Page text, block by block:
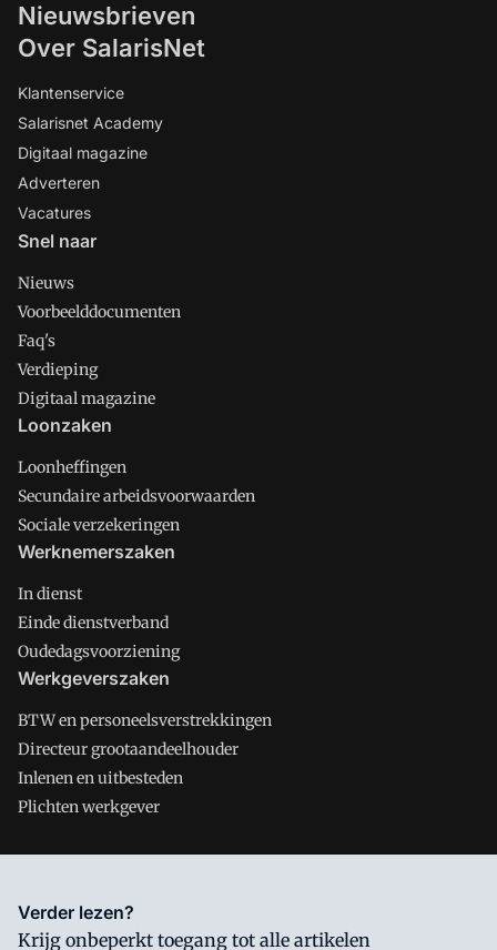
Nieuwsbrieven
Over SalarisNet
Klantenservice
Salarisnet Academy
Digitaal magazine
Adverteren
Vacatures
Snel naar
Nieuws
Voorbeelddocumenten
Faq's
Verdieping
Digitaal magazine
Loonzaken
Loonheffingen
Secundaire arbeidsvoorwaarden
Sociale verzekeringen
Werknemerszaken
In dienst
Einde dienstverband
Oudedagsvoorziening
Werkgeverszaken
BTW en personeelsverstrekkingen
Directeur grootaandeelhouder
Inlenen en uitbesteden
Plichten werkgever
Salarisnet is onderdeel van VMN media. Lees in
waar VMN media voor staat. Op gebruik van deze site zijn de
Verder lezen?
Krijg onbeperkt toegang tot alle artikelen